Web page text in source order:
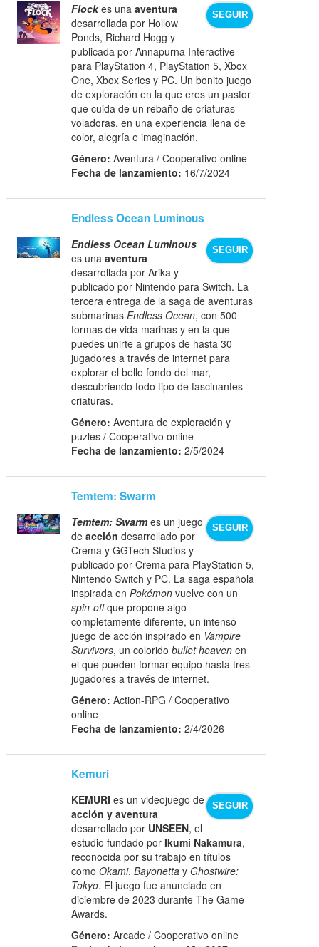
SEGUIR
Flockes unaaventura
desarrollada por Hollow
Ponds, Richard Hogg y
publicada por Annapurna Interactive
para PlayStation 4, PlayStation 5, Xbox
One, Xbox Series y PC. Un bonito juego
de exploración en la que eres un pastor
que cuida de un rebaño de criaturas
voladoras, en una experiencia llena de
color, alegría e imaginación.
Género: Aventura / Cooperativo online
Fecha de lanzamiento: 16/7/2024
Endless Ocean Luminous
SEGUIR
Endless Ocean Luminous
es unaaventura
desarrollada por Arika y
publicado por Nintendo para Switch. La
tercera entrega de la saga de aventuras
submarinasEndless Ocean, con 500
formas de vida marinas y en la que
puedes unirte a grupos de hasta 30
jugadores a través de internet para
explorar el bello fondo del mar,
descubriendo todo tipo de fascinantes
criaturas.
Género: Aventura de exploración y
puzles / Cooperativo online
Fecha de lanzamiento: 2/5/2024
Temtem: Swarm
SEGUIR
Temtem: Swarmes un juego
deacción desarrollado por
Crema y GGTech Studios y
publicado por Crema para PlayStation 5,
Nintendo Switch y PC. La saga española
inspirada enPokémon vuelve con un
spin-offque propone algo
completamente diferente, un intenso
juego de acción inspirado en Vampire
Survivors, un coloridobullet heaven en
el que pueden formar equipo hasta tres
jugadores a través de internet.
Género: Action-RPG / Cooperativo
online
Fecha de lanzamiento: 2/4/2026
Kemuri
SEGUIR
KEMURI es un videojuego de
acción y aventura
desarrollado por UNSEEN, el
estudio fundado porIkumi Nakamura,
reconocida por su trabajo en títulos
comoOkami,Bayonetta yGhostwire:
Tokyo. El juego fue anunciado en
diciembre de 2023 durante The Game
Awards.
Género: Arcade / Cooperativo online